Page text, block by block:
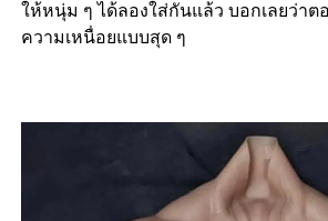
ให้หนุ่ม ๆ ได้ลองใส่กันแล้ว บอกเลยว่า
ความเหนื่อยแบบสุด ๆ